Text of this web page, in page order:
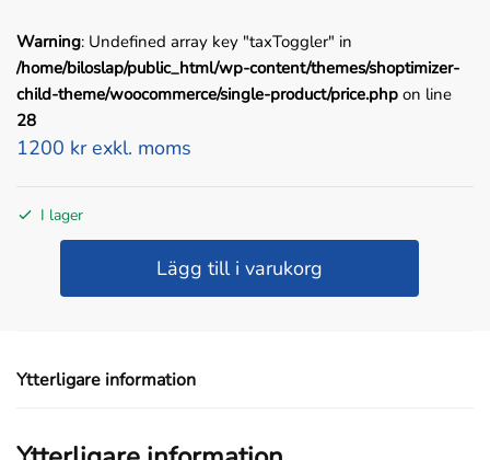
Warning: Undefined array key "taxToggler" in
/home/biloslap/public_html/wp-content/themes/shoptimizer-
child-theme/woocommerce/single-product/price.php on line
28
1200 kr exkl. moms
I lager
HÄRDARE
Lägg till i varukorg
Ytterligare information